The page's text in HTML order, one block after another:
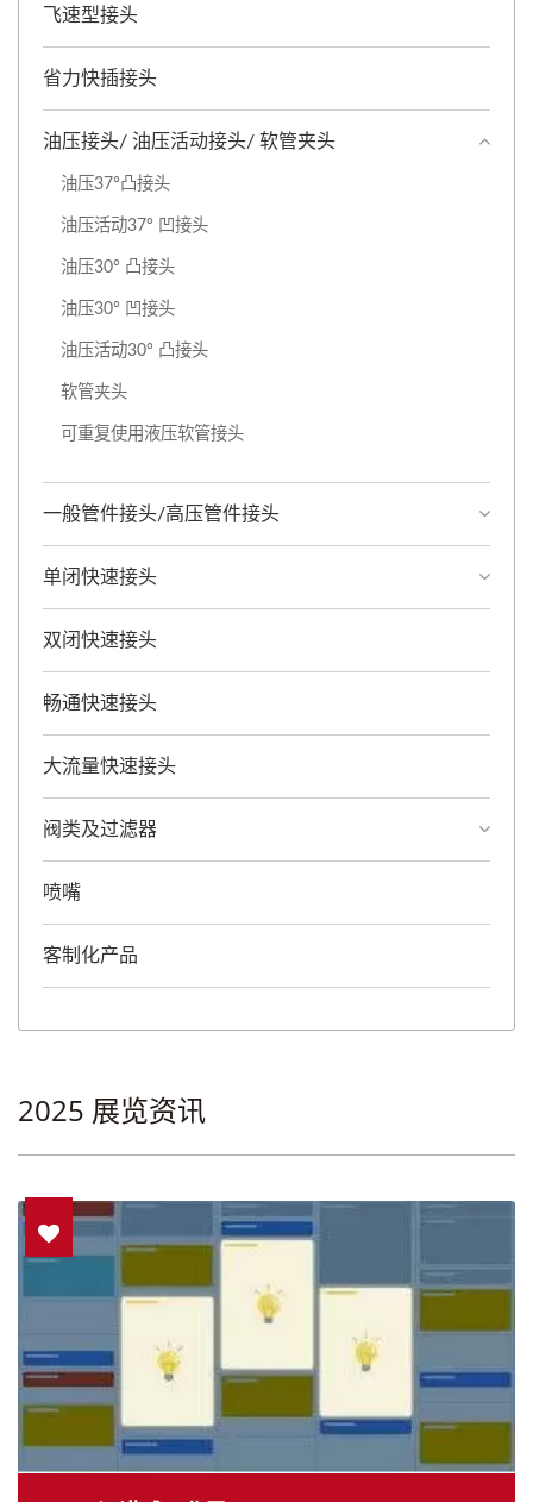
飞速型接头
省力快插接头
油压接头/ 油压活动接头/ 软管夹头
油压37°凸接头
油压活动37° 凹接头
油压30° 凸接头
油压30° 凹接头
油压活动30° 凸接头
软管夹头
可重复使用液压软管接头
一般管件接头/高压管件接头
单闭快速接头
双闭快速接头
畅通快速接头
大流量快速接头
阀类及过滤器
喷嘴
客制化产品
2025 展览资讯